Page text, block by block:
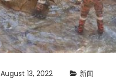
August 13, 2022 新闻